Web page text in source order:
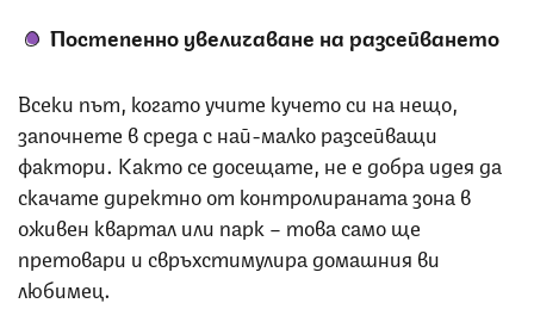
Постепенно увеличаване на разсейването
Всеки път, когато учите кучето си на нещо,
започнете в среда с най-малко разсейващи
фактори. Както се досещате, не е добра идея да
скачате директно от контролираната зона в
оживен квартал или парк – това само ще
претовари и свръхстимулира домашния ви
любимец.